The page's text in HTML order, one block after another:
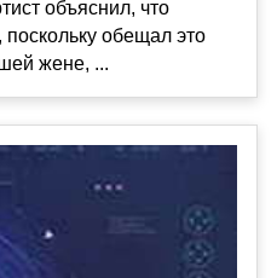
объяснил, что
обещал это
жене, ...